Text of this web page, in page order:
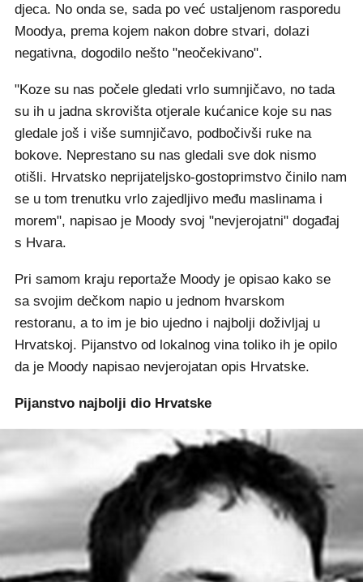
djeca. No onda se, sada po već ustaljenom rasporedu
Moodya, prema kojem nakon dobre stvari, dolazi
negativna, dogodilo nešto "neočekivano".
"Koze su nas počele gledati vrlo sumnjičavo, no tada
su ih u jadna skrovišta otjerale kućanice koje su nas
gledale još i više sumnjičavo, podbočivši ruke na
bokove. Neprestano su nas gledali sve dok nismo
otišli. Hrvatsko neprijateljsko-gostoprimstvo činilo nam
se u tom trenutku vrlo zajedljivo među maslinama i
morem", napisao je Moody svoj "nevjerojatni" događaj
s Hvara.
Pri samom kraju reportaže Moody je opisao kako se
sa svojim dečkom napio u jednom hvarskom
restoranu, a to im je bio ujedno i najbolji doživljaj u
Hrvatskoj. Pijanstvo od lokalnog vina toliko ih je opilo
da je Moody napisao nevjerojatan opis Hrvatske.
Pijanstvo najbolji dio Hrvatske